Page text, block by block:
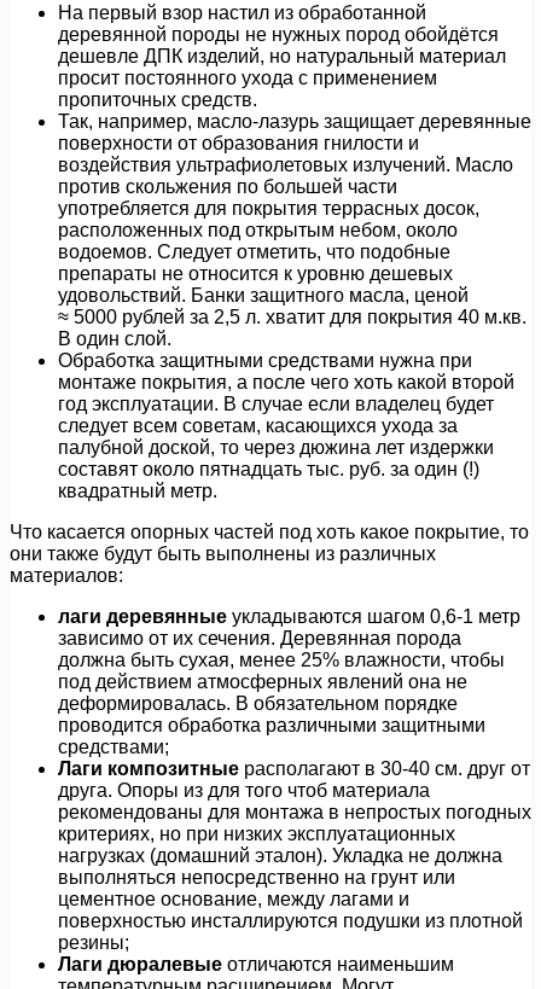
На первый взор настил из обработанной
деревянной породы не нужных пород обойдётся
дешевле ДПК изделий, но натуральный материал
просит постоянного ухода с применением
пропиточных средств.
Так, например, масло-лазурь защищает деревянные
поверхности от образования гнилости и
воздействия ультрафиолетовых излучений. Масло
против скольжения по большей части
употребляется для покрытия террасных досок,
расположенных под открытым небом, около
водоемов. Следует отметить, что подобные
препараты не относится к уровню дешевых
удовольствий. Банки защитного масла, ценой
≈ 5000 рублей за 2,5 л. хватит для покрытия 40 м.кв.
В один слой.
Обработка защитными средствами нужна при
монтаже покрытия, а после чего хоть какой второй
год эксплуатации. В случае если владелец будет
следует всем советам, касающихся ухода за
палубной доской, то через дюжина лет издержки
составят около пятнадцать тыс. руб. за один (!)
квадратный метр.
Что касается опорных частей под хоть какое покрытие, то
они также будут быть выполнены из различных
материалов:
лаги деревянные укладываются шагом 0,6-1 метр
зависимо от их сечения. Деревянная порода
должна быть сухая, менее 25% влажности, чтобы
под действием атмосферных явлений она не
деформировалась. В обязательном порядке
проводится обработка различными защитными
средствами;
Лаги композитные располагают в 30-40 см. друг от
друга. Опоры из для того чтоб материала
рекомендованы для монтажа в непростых погодных
критериях, но при низких эксплуатационных
нагрузках (домашний эталон). Укладка не должна
выполняться непосредственно на грунт или
цементное основание, между лагами и
поверхностью инсталлируются подушки из плотной
резины;
Лаги дюралевые отличаются наименьшим